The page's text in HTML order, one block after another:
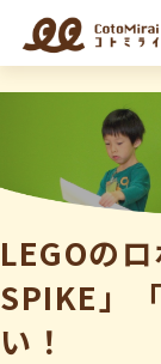
LEGOの
SPIKE」
い！